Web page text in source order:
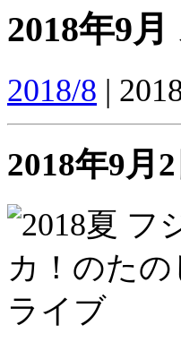
2018年9
2018/8 |
2018年9月2